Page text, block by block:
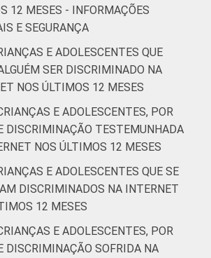
12 MESES - INFORMAÇÕES
E SEGURANÇA
E ADOLESCENTES QUE
SER DISCRIMINADO NA
NOS ÚLTIMOS 12 MESES
E ADOLESCENTES, POR
DISCRIMINAÇÃO TESTEMUNHADA
NOS ÚLTIMOS 12 MESES
E ADOLESCENTES QUE SE
DISCRIMINADOS NA INTERNET
12 MESES
E ADOLESCENTES, POR
DISCRIMINAÇÃO SOFRIDA NA